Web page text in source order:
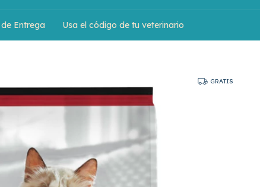
Entrega Usa el código de tu veterinario
GRATIS